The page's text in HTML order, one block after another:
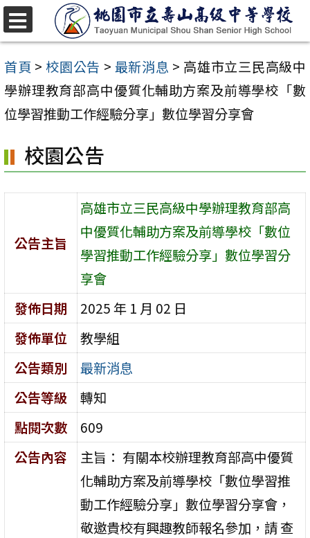
跳
至
主
要
內
區
首頁 > 校園公告 > 最新消息 > 高雄市立三民高級中
學辦理教育部高中優質化輔助方案及前導學校「數
位學習推動工作經驗分享」數位學習分享會
校園公告
公告主旨
高雄市立三民高級中學辦理教育部高
中優質化輔助方案及前導學校「數位
學習推動工作經驗分享」數位學習分
享會
發佈日期
2025 年 1 月 02 日
發佈單位
教學組
公告類別
最新消息
公告等級
轉知
點閱次數
609
公告內容
主旨： 有關本校辦理教育部高中優質
化輔助方案及前導學校「數位學習推
動工作經驗分享」數位學習分享會，
敬邀貴校有興趣教師報名參加，請 查
選
單